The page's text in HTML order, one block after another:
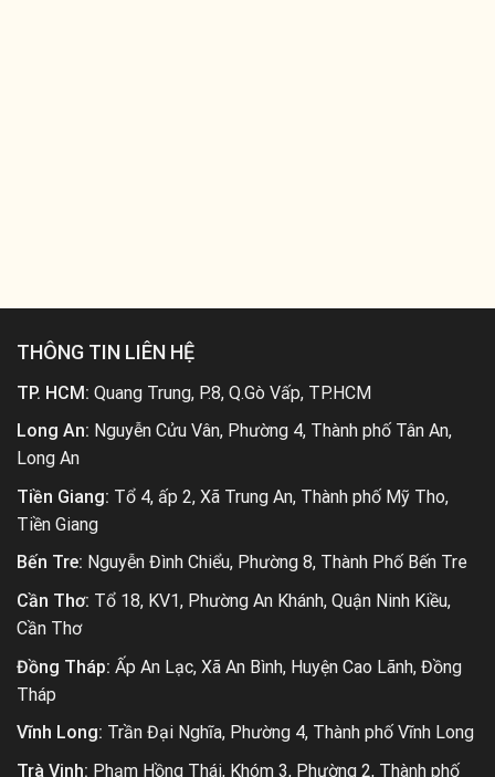
THÔNG TIN LIÊN HỆ
TP. HCM: Quang Trung, P.8, Q.Gò Vấp, TP.HCM
Long An: Nguyễn Cửu Vân, Phường 4, Thành phố Tân An,
Long An
Tiền Giang: Tổ 4, ấp 2, Xã Trung An, Thành phố Mỹ Tho,
Tiền Giang
Bến Tre: Nguyễn Đình Chiểu, Phường 8, Thành Phố Bến Tre
Cần Thơ: Tổ 18, KV1, Phường An Khánh, Quận Ninh Kiều,
Cần Thơ
Đồng Tháp: Ấp An Lạc, Xã An Bình, Huyện Cao Lãnh, Đồng
Tháp
Vĩnh Long: Trần Đại Nghĩa, Phường 4, Thành phố Vĩnh Long
Trà Vinh: Phạm Hồng Thái, Khóm 3, Phường 2, Thành phố